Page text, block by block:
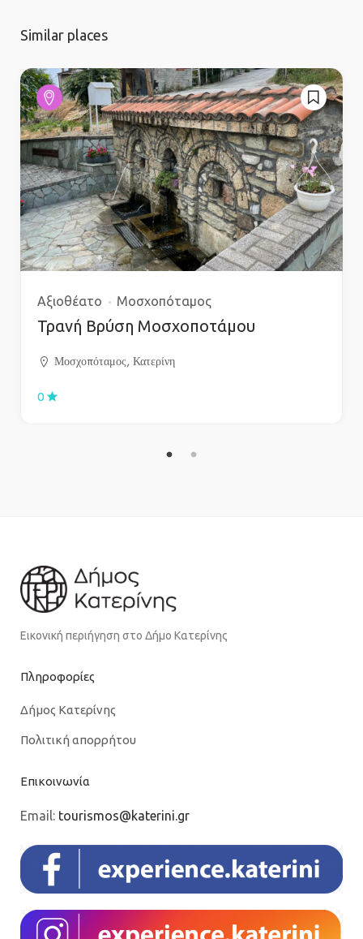
Similar places
Αξιοθέατο Μοσχοπόταμος
Τρανή Βρύση Μοσχοποτάμου
Μοσχοπόταμος, Κατερίνη
0
Εικονική περιήγηση στο Δήμο Κατερίνης
Πληροφορίες
Δήμος Κατερίνης
Πολιτική απορρήτου
Επικοινωνία
Email: tourismos@katerini.gr